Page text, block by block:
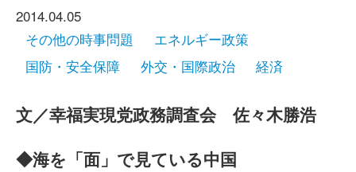
2014.04.05
その他の時事問題
エネルギー政策
国防・安全保障
外交・国際政治 経済
文／幸福実現党政務調査会 佐々木勝浩
◆海を「面」で見ている中国